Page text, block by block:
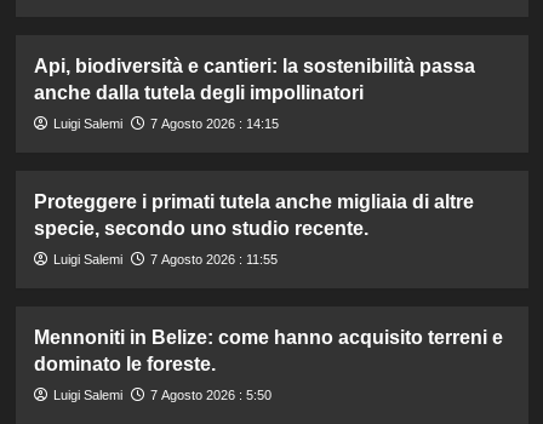
Api, biodiversità e cantieri: la sostenibilità passa
anche dalla tutela degli impollinatori
Luigi Salemi 7 Agosto 2026 : 14:15
Proteggere i primati tutela anche migliaia di altre
specie, secondo uno studio recente.
Luigi Salemi 7 Agosto 2026 : 11:55
Mennoniti in Belize: come hanno acquisito terreni e
dominato le foreste.
Luigi Salemi 7 Agosto 2026 : 5:50